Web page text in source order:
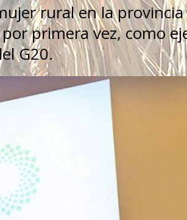
rural en la
primera vez, como
G20.